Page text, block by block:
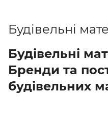
Будівельні
Будівельні
Бренди та
будівельних